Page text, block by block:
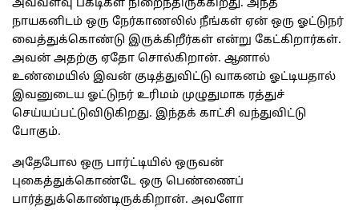
அவ்வளவு பகடிகள் நிறைந்திருக்கிறது. அந்த
நாயகனிடம் ஒரு நேர்காணலில் நீங்கள் ஏன் ஒரு ஓட்டுநர்
வைத்துக்கொண்டு இருக்கிறீர்கள் என்று கேட்கிறார்கள்.
அவன் அதற்கு ஏதோ சொல்கிறான். ஆனால்
உண்மையில் இவன் குடித்துவிட்டு வாகனம் ஓட்டியதால்
இவனுடைய ஓட்டுநர் உரிமம் முழுதுமாக ரத்துச்
செய்யப்பட்டுவிடுகிறது. இந்தக் காட்சி வந்துவிட்டு
போகும்.
அதேபோல ஒரு பார்ட்டியில் ஒருவன்
புகைத்துக்கொண்டே ஒரு பெண்ணைப்
பார்த்துக்கொண்டிருக்கிறான். அவளோ